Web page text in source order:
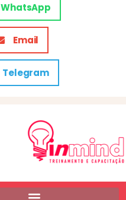
WhatsApp
Email
Telegram